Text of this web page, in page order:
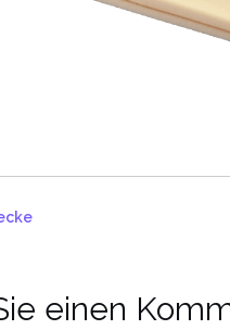
einen